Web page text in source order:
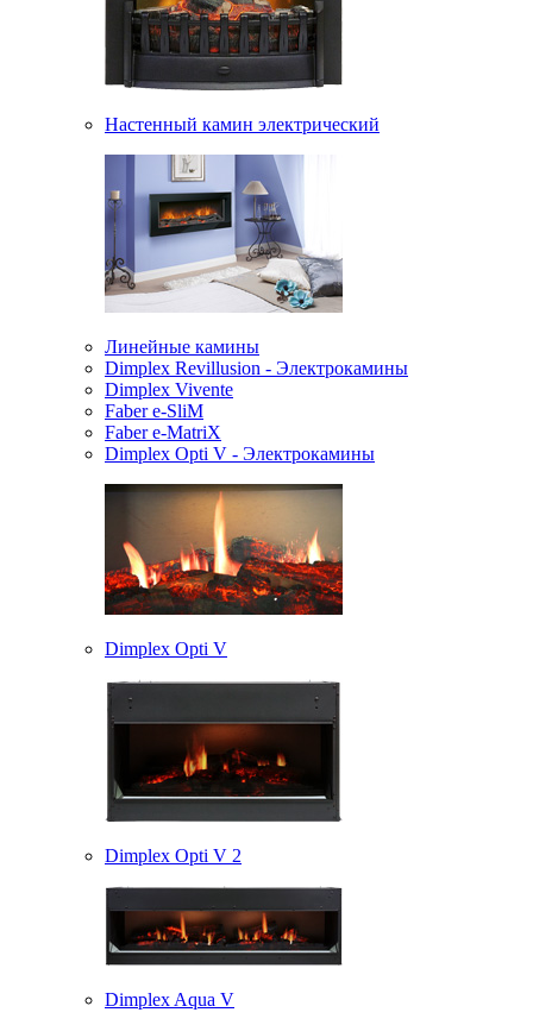
Настенный камин электрический
Линейные камины
Dimplex Revillusion - Электрокамины
Dimplex Vivente
Faber e-SliM
Faber e-MatriX
Dimplex Opti V - Электрокамины
Dimplex Opti V
Dimplex Opti V 2
Dimplex Aqua V